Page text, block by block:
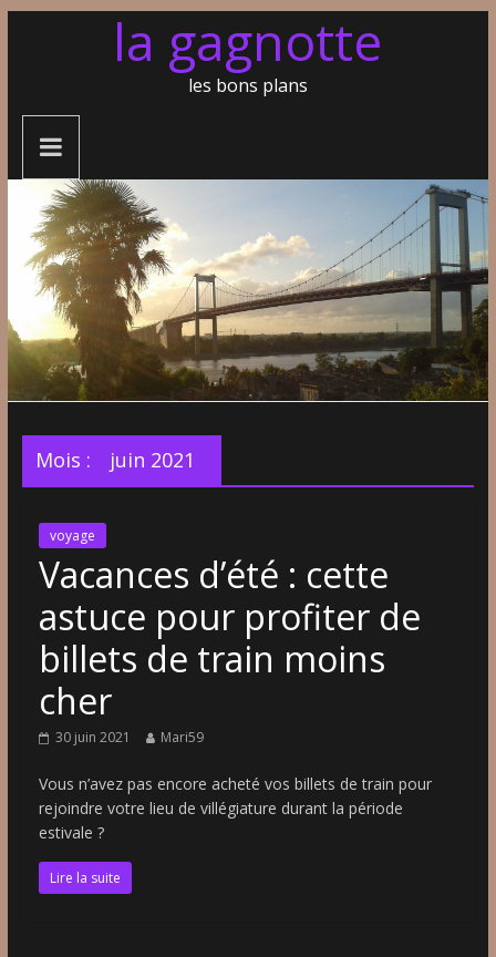
la gagnotte
les bons plans
Mois : juin 2021
voyage
Vacances d’été : cette
astuce pour profiter de
billets de train moins
cher
30 juin 2021 Mari59
Vous n’avez pas encore acheté vos billets de train pour
rejoindre votre lieu de villégiature durant la période
estivale ?
Lire la suite